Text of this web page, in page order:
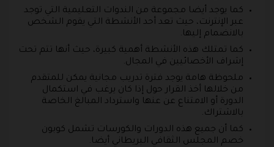
كما يوجد أيضا مجموعة من الندوات التعليمية التي توجد
عبر الإنترنت، حيث تعد أحد الأنشطة التي يقوم الشخص
بالانضمام إليها.
كما تمتلك هذه الأنشطة أهمية كبيرة، حيث أنها تتم تحت
إشراف الأخصائيين في المجال.
ملحوظة هامة يوجد فترة تدريب مجانية يمكن للمتقدم
من خلالها أخذ القرار حول إذا كان يرغب في استكمال
الدورة أو الامتناع عن عنها واسترداد المبالغ الخاصة
بالاشتراك.
كما أن جميع هذه الدورات والكورسات تشمل كوبون
خصم المجلس الثقافي البريطاني أيضا.